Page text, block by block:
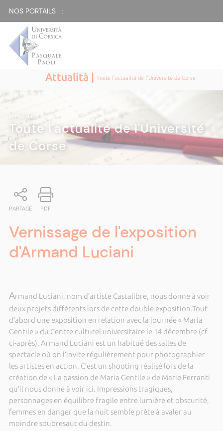
NOS PORTAILS :
Attualità |Toute l'actualité de l'Université de Corse
ATTUALITÀ|
Toute l'actualité de l'Université
de Corse
PARTAGE PDF
Vernissage de l'exposition
d'Armand Luciani
Armand Luciani, nom d’artiste Castalibre, nous donne à voir
deux projets différents lors de cette double exposition.Tout
d’abord une exposition en relation avec la journée « Maria
Gentile » du Centre culturel universitaire le 14 décembre (cf
ci-après). Armand Luciani est un habitué des salles de
spectacle où on l’invite régulièrement pour photographier
les artistes en action. C’est un shooting réalisé lors de la
création de « La passion de Maria Gentile » de Marie Ferranti
qu’il nous donne à voir ici. Impressions tragiques,
personnages en équilibre fragile entre lumière et obscurité,
femmes en danger que la nuit semble prête à avaler au
moindre soubresaut du destin.